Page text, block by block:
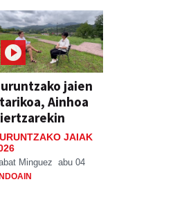
jaien
Ainhoa
JAIAK
Minguez abu 04